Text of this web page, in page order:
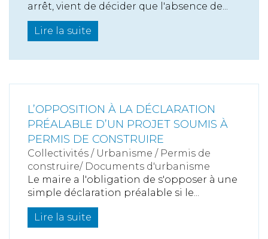
arrêt, vient de décider que l'absence de...
Lire la suite
L’OPPOSITION À LA DÉCLARATION
PRÉALABLE D’UN PROJET SOUMIS À
PERMIS DE CONSTRUIRE
Collectivités / Urbanisme / Permis de
construire/ Documents d'urbanisme
Le maire a l'obligation de s'opposer à une
simple déclaration préalable si le...
Lire la suite